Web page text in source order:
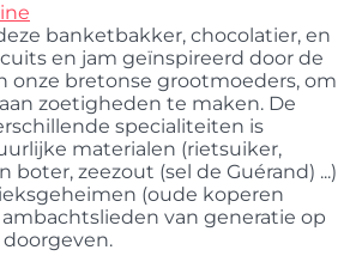
banketbakker, chocolatier, en
en jam geïnspireerd door de
onze bretonse grootmoeders, om
zoetigheden te maken. De
specialiteiten is
materialen (rietsuiker,
boter, zeezout (sel de Guérand) ...)
(oude koperen
ambachtslieden van generatie op